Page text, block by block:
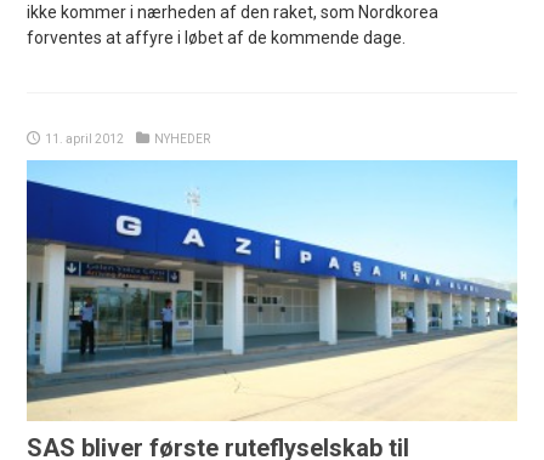
ikke kommer i nærheden af den raket, som Nordkorea
forventes at affyre i løbet af de kommende dage.
11. april 2012 NYHEDER
SAS bliver første ruteflyselskab til